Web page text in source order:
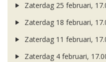
Zaterdag 25 februari,
Zaterdag 18 februari,
Zaterdag 11 februari,
Zaterdag 4 februari,